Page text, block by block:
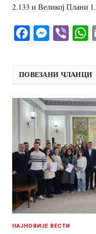
2.133 и Великој Плани
Facebook
ПОВЕЗАНИ ЧЛАНЦИ
НАЈНОВИЈЕ ВЕСТИ